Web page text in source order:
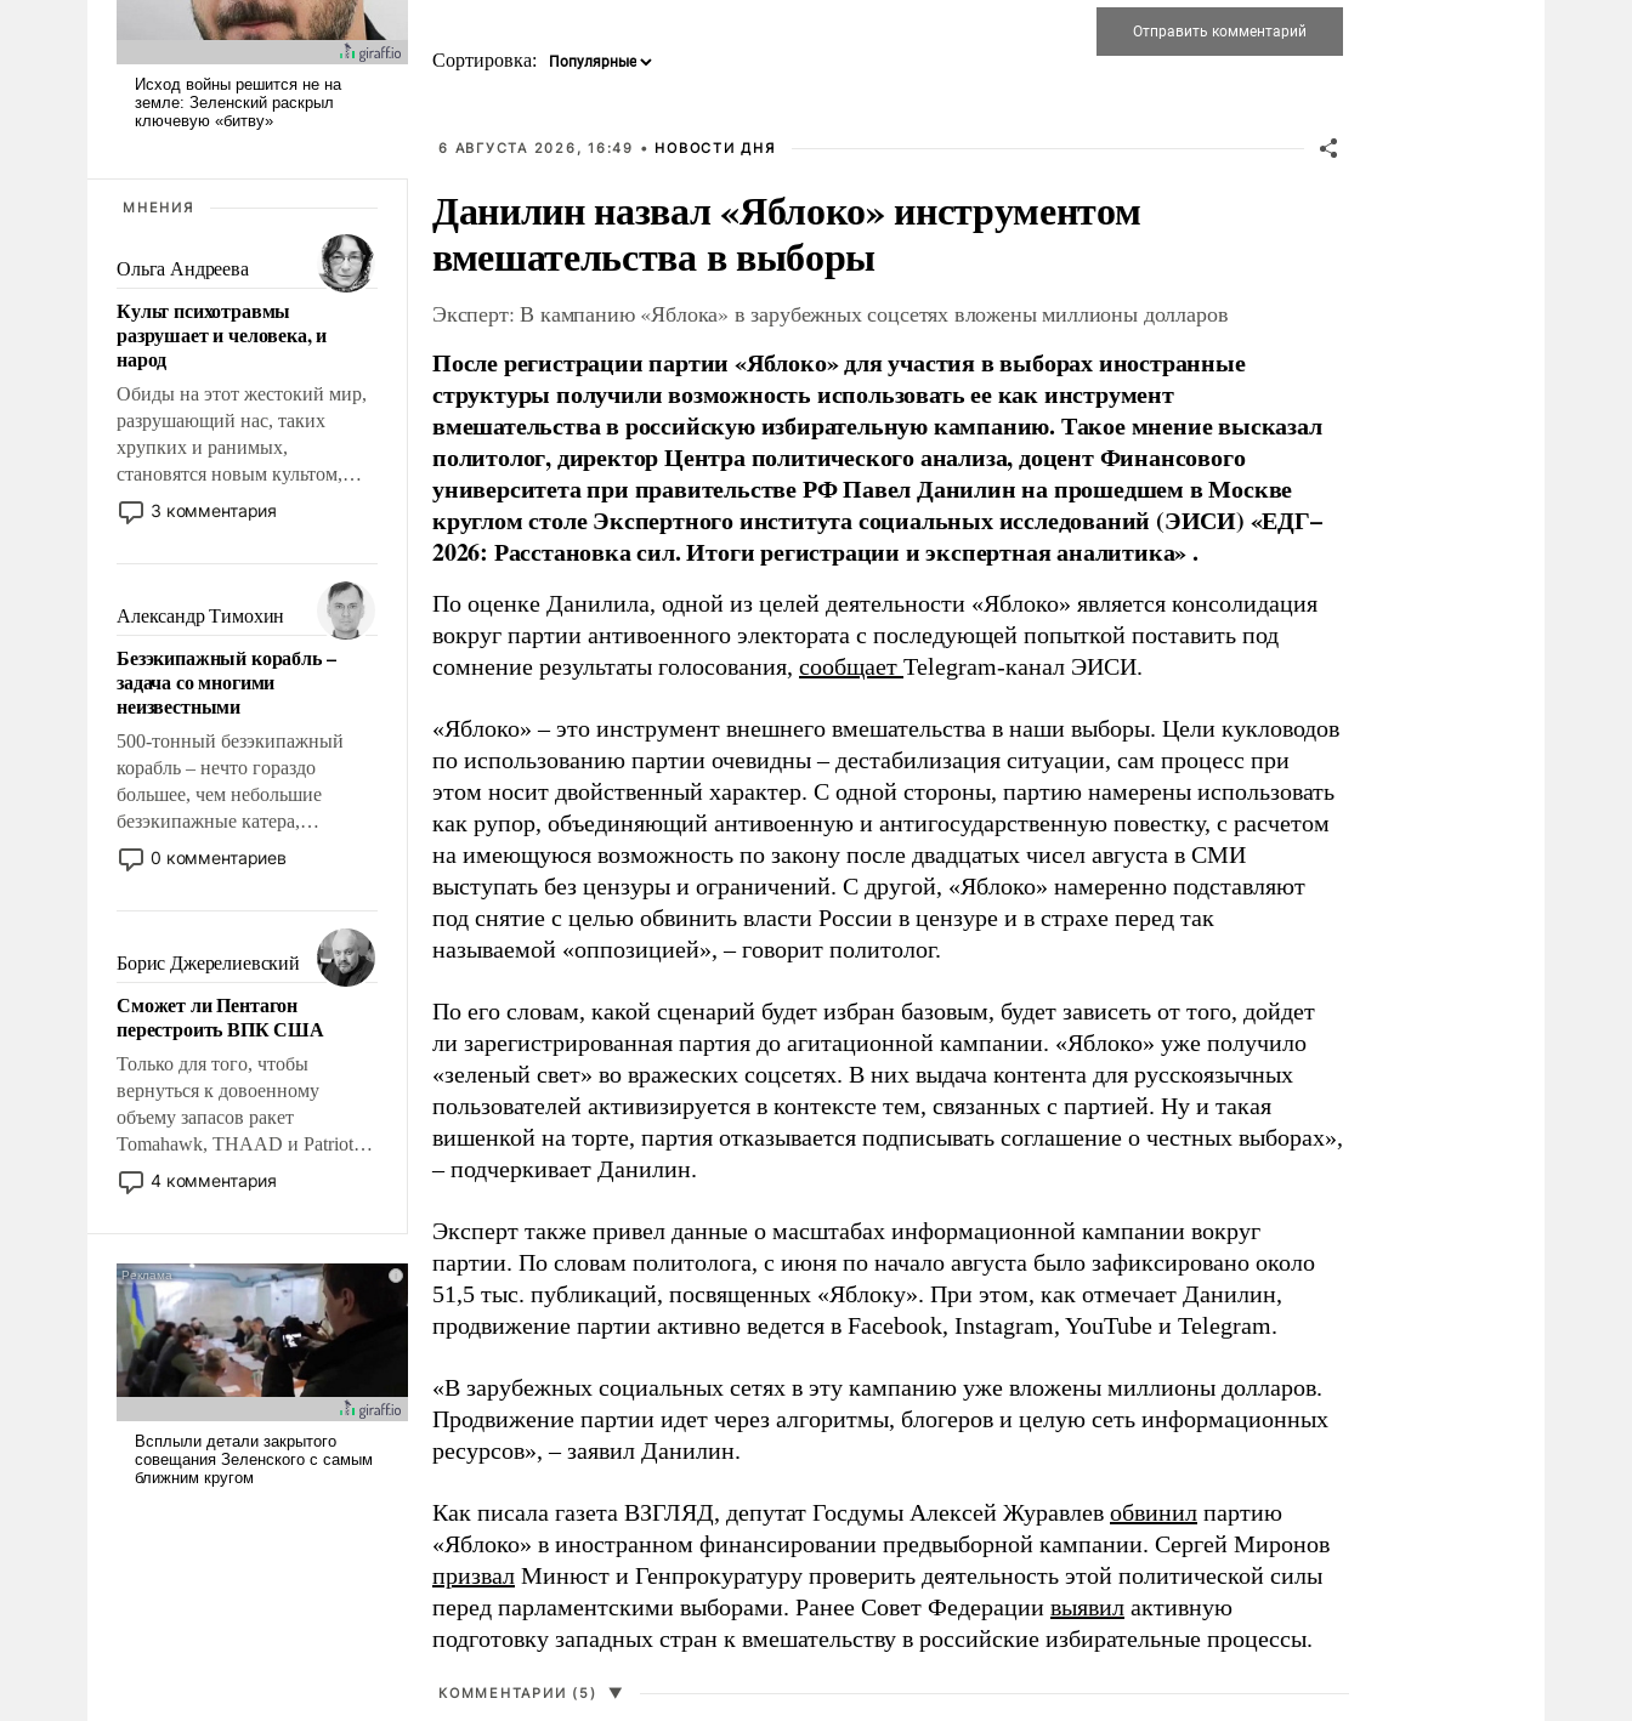
МНЕНИЯ
Ольга Андреева
Культ психотравмы
разрушает и человека, и
народ
Обиды на этот жестокий мир,
разрушающий нас, таких
хрупких и ранимых,
становятся новым культом,
постепенно вытесняя и
отменяя традиционное
мужественным и твердым под
ударами судьбы, брать на себя
ответственность, помогать
слабым, идти вперед и
адаптироваться.
3 комментария
Александр Тимохин
Безэкипажный корабль –
задача со многими
неизвестными
500-тонный безэкипажный
корабль – нечто гораздо
большее, чем небольшие
безэкипажные катера,
применение которых уже
стало обыденностью. Задача по
сложна и амбициозна. Однако
и ее реализация радикально
поднимет наши боевые
возможности.
0 комментариев
Борис Джерелиевский
Сможет ли Пентагон
перестроить ВПК США
Только для того, чтобы
вернуться к довоенному
объему запасов ракет
Tomahawk, THAAD и Patriot
США потребуется более трех
лет. Даже небольшая война с
Сложившаяся ситуация
означает многолетний период
уязвимости США, например,
перед Китаем.
4 комментария
Сортировка:
6 АВГУСТА 2026, 16:49 • НОВОСТИ ДНЯ
Данилин назвал «Яблоко» инструментом
вмешательства в выборы
Эксперт: В кампанию «Яблока» в зарубежных соцсетях вложены миллионы долларов
После регистрации партии «Яблоко» для участия в выборах иностранные
структуры получили возможность использовать ее как инструмент
вмешательства в российскую избирательную кампанию. Такое мнение высказал
политолог, директор Центра политического анализа, доцент Финансового
университета при правительстве РФ Павел Данилин на прошедшем в Москве
круглом столе Экспертного института социальных исследований (ЭИСИ) «ЕДГ–
2026: Расстановка сил. Итоги регистрации и экспертная аналитика» .
По оценке Данилила, одной из целей деятельности «Яблоко» является консолидация
вокруг партии антивоенного электората с последующей попыткой поставить под
сомнение результаты голосования, сообщает Telegram-канал ЭИСИ.
«Яблоко» – это инструмент внешнего вмешательства в наши выборы. Цели кукловодов
по использованию партии очевидны – дестабилизация ситуации, сам процесс при
этом носит двойственный характер. С одной стороны, партию намерены использовать
как рупор, объединяющий антивоенную и антигосударственную повестку, с расчетом
на имеющуюся возможность по закону после двадцатых чисел августа в СМИ
выступать без цензуры и ограничений. С другой, «Яблоко» намеренно подставляют
под снятие с целью обвинить власти России в цензуре и в страхе перед так
называемой «оппозицией», – говорит политолог.
По его словам, какой сценарий будет избран базовым, будет зависеть от того, дойдет
ли зарегистрированная партия до агитационной кампании. «Яблоко» уже получило
«зеленый свет» во вражеских соцсетях. В них выдача контента для русскоязычных
пользователей активизируется в контексте тем, связанных с партией. Ну и такая
вишенкой на торте, партия отказывается подписывать соглашение о честных выборах»,
– подчеркивает Данилин.
Эксперт также привел данные о масштабах информационной кампании вокруг
партии. По словам политолога, с июня по начало августа было зафиксировано около
51,5 тыс. публикаций, посвященных «Яблоку». При этом, как отмечает Данилин,
продвижение партии активно ведется в Facebook, Instagram, YouTube и Telegram.
«В зарубежных социальных сетях в эту кампанию уже вложены миллионы долларов.
Продвижение партии идет через алгоритмы, блогеров и целую сеть информационных
ресурсов», – заявил Данилин.
Как писала газета ВЗГЛЯД, депутат Госдумы Алексей Журавлев обвинил партию
«Яблоко» в иностранном финансировании предвыборной кампании. Сергей Миронов
призвал Минюст и Генпрокуратуру проверить деятельность этой политической силы
перед парламентскими выборами. Ранее Совет Федерации выявил активную
подготовку западных стран к вмешательству в российские избирательные процессы.
КОММЕНТАРИИ (5) ▼